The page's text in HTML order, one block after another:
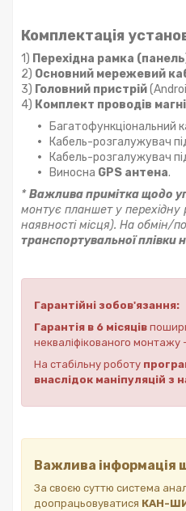
Комплектація
1) Перехідна рамка
2) Основний мережевий
3) Головний пристрій
4) Комплект проводів
Багатофункціональний
Кабель-розгалужувач
Кабель-розгалужувач
Виносна GPS антена.
*Важлива примітка щодо
монтує планшет у перехідну
наявності місця). На обмін/
транспортувальної
Гарантійні зобов'язання:
Гарантія в 6 місяців
некваліфікованого монтажу
На стабільну роботу
внаслідок маніпуляцій з
Важлива інформація
За своєю суттю система
доопрацьовуватися КАН-